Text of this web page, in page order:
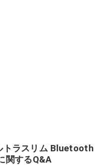
トラスリム Bluetooth
関するQ&A